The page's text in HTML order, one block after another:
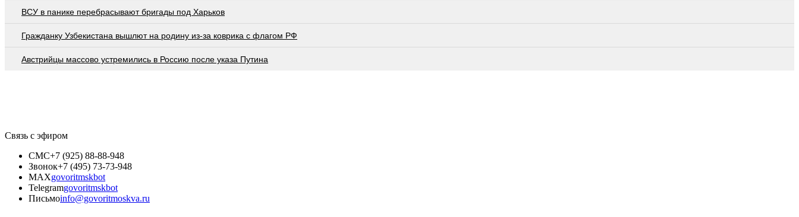
ВСУ в панике перебрасывают бригады под Харьков
Гражданку Узбекистана вышлют на родину из-за коврика с флагом РФ
Австрийцы массово устремились в Россию после указа Путина
Связь с эфиром
СМС+7 (925) 88-88-948
Звонок+7 (495) 73-73-948
MAXgovoritmskbot
Telegramgovoritmskbot
Письмоinfo@govoritmoskva.ru